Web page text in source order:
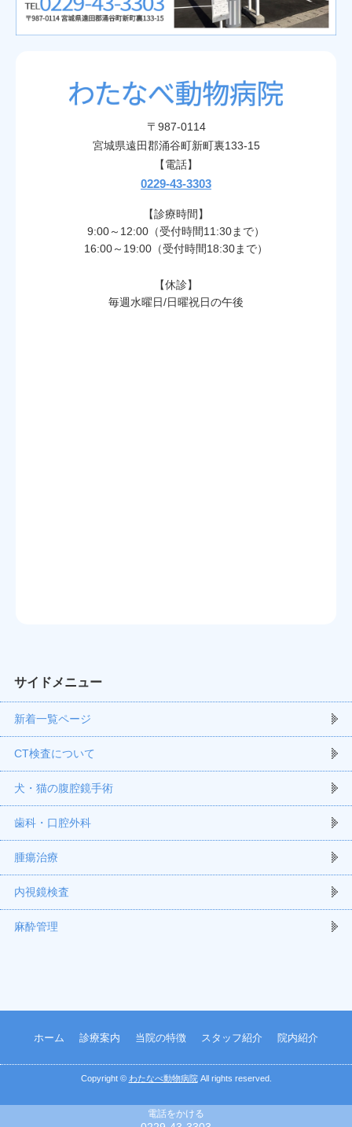
〒987-0114
宮城県遠田郡涌谷町新町裏133-15
【電話】
0229-43-3303
【診療時間】
9:00～12:00（受付時間11:30まで）
16:00～19:00（受付時間18:30まで）
【休診】
毎週水曜日/日曜祝日の午後
サイドメニュー
新着一覧ページ
CT検査について
犬・猫の腹腔鏡手術
歯科・口腔外科
腫瘍治療
内視鏡検査
麻酔管理
電話をかける
ホーム 診療案内 当院の特徴 スタッフ紹介 院内紹介
Copyright © わたなべ動物病院All rights reserved.